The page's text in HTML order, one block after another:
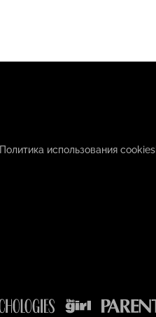
Политика использования cookies